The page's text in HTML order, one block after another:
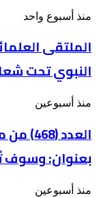
بعنوان: أين
من
يجري
فلسطين
الملتقى
العالمي
يدعو
إلى
إحياء
المولد
النبوي
شعار
بينهم”
منذ أسبوع واحد
الملتقى
النبوي تحت
العدد
من
مجلة
“فلسطين
في
بعنوان: وسوف
منذ أسبوعين
العدد
بعنوان: وسوف
تحذيرات
منذ أسبوعين